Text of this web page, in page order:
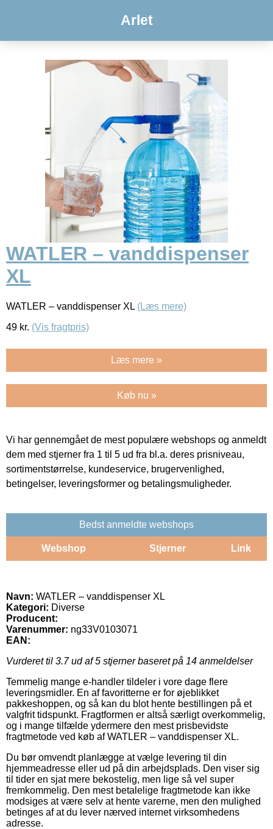
Arlet
WATLER – vanddispenser
XL
WATLER – vanddispenser XL (Læs mere)
49 kr. (Vis fragtpris)
Læs mere »
Køb nu »
Vi har gennemgået de mest populære webshops og anmeldt
dem med stjerner fra 1 til 5 ud fra bl.a. deres prisniveau,
sortimentstørrelse, kundeservice, brugervenlighed,
betingelser, leveringsformer og betalingsmuligheder.
Bedst anmeldte webshops
Webshop Stjerner Link
Navn: WATLER – vanddispenser XL
Kategori: Diverse
Producent:
Varenummer: ng33V0103071
EAN:
Vurderet til 3.7ud af 5 stjerner baseret på 14 anmeldelser
Temmelig mange e-handler tildeler i vore dage flere
leveringsmidler. En af favoritterne er for øjeblikket
pakkeshoppen, og så kan du blot hente bestillingen på et
valgfrit tidspunkt. Fragtformen er altså særligt overkommelig,
og i mange tilfælde ydermere den mest prisbevidste
fragtmetode ved køb af WATLER – vanddispenser XL.
Du bør omvendt planlægge at vælge levering til din
hjemmeadresse eller ud på din arbejdsplads. Den viser sig
til tider en sjat mere bekostelig, men lige så vel super
fremkommelig. Den mest betalelige fragtmetode kan ikke
modsiges at være selv at hente varerne, men den mulighed
betinges af at du lever nærved internet virksomhedens
adresse.